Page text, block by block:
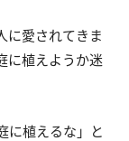
に愛されてきま
に植えようか迷
に植えるな」と